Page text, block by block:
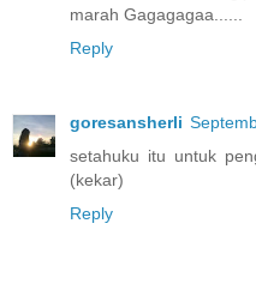
marah Gagagagaa......
Reply
goresansherli
setahuku itu untuk
(kekar)
Reply